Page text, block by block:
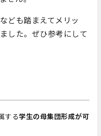
ども踏まえてメリッ
した。ぜひ参考にして
する学生の母集団形成が可